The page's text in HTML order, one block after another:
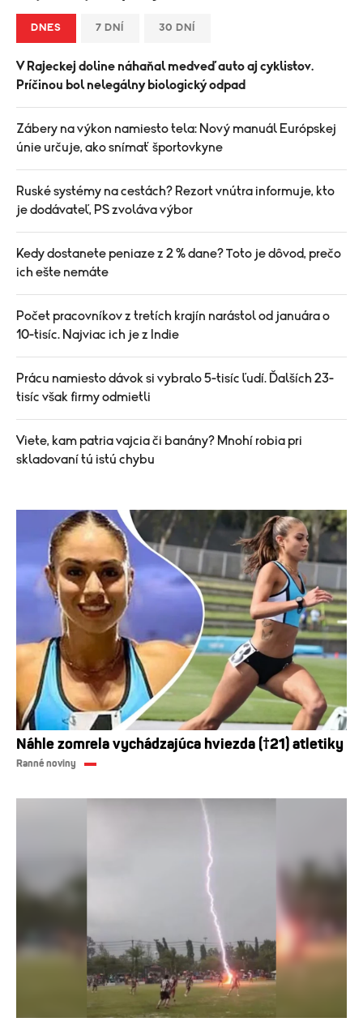
DNES 7 DNÍ 30 DNÍ
V Rajeckej doline náhaňal medveď auto aj cyklistov.
Príčinou bol nelegálny biologický odpad
Zábery na výkon namiesto tela: Nový manuál Európskej
únie určuje, ako snímať športovkyne
Ruské systémy na cestách? Rezort vnútra informuje, kto
je dodávateľ, PS zvoláva výbor
Kedy dostanete peniaze z 2 % dane? Toto je dôvod, prečo
ich ešte nemáte
Počet pracovníkov z tretích krajín narástol od januára o
10-tisíc. Najviac ich je z Indie
Prácu namiesto dávok si vybralo 5-tisíc ľudí. Ďalších 23-
tisíc však firmy odmietli
Viete, kam patria vajcia či banány? Mnohí robia pri
skladovaní tú istú chybu
Náhle zomrela vychádzajúca hviezda (†21) atletiky
Ranné noviny